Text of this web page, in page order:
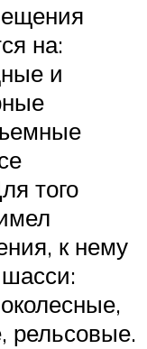
на:
и
того
к нему
рельсовые.